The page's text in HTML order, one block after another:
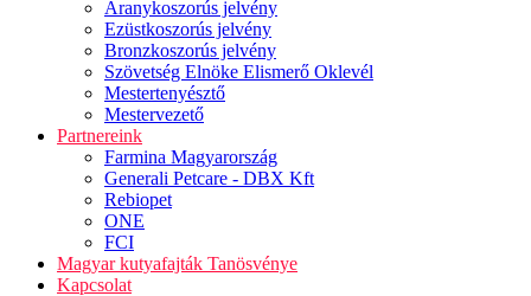
Aranykoszorús jelvény
Ezüstkoszorús jelvény
Bronzkoszorús jelvény
Szövetség Elnöke Elismerő Oklevél
Mestertenyésztő
Mestervezető
Partnereink
Farmina Magyarország
Generali Petcare - DBX Kft
Rebiopet
ONE
FCI
Magyar kutyafajták Tanösvénye
Kapcsolat